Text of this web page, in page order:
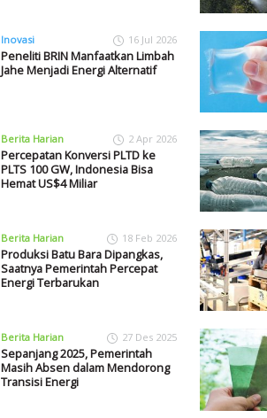
Inovasi 16 Jul 2026
Peneliti BRIN Manfaatkan Limbah
Jahe Menjadi Energi Alternatif
Berita Harian 2 Apr 2026
Percepatan Konversi PLTD ke
PLTS 100 GW, Indonesia Bisa
Hemat US$4 Miliar
Berita Harian 18 Feb 2026
Produksi Batu Bara Dipangkas,
Saatnya Pemerintah Percepat
Energi Terbarukan
Berita Harian 27 Des 2025
Sepanjang 2025, Pemerintah
Masih Absen dalam Mendorong
Transisi Energi